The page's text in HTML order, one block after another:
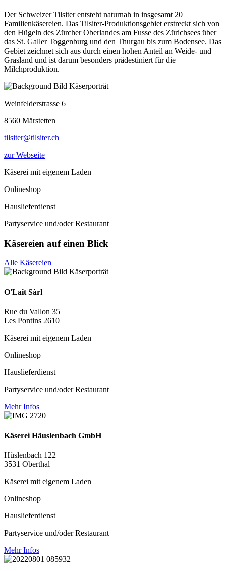
Der Schweizer Tilsiter entsteht naturnah in insgesamt 20
Familienkäsereien. Das Tilsiter-Produktionsgebiet erstreckt sich von
den Hügeln des Zürcher Oberlandes am Fusse des Zürichsees über
das St. Galler Toggenburg und den Thurgau bis zum Bodensee. Das
Gebiet zeichnet sich aus durch einen hohen Anteil an Weide- und
Grasland und ist darum besonders prädestiniert für die
Milchproduktion.
Weinfelderstrasse 6
8560 Märstetten
tilsiter@tilsiter.ch
zur Webseite
Käserei mit eigenem Laden
Onlineshop
Hauslieferdienst
Partyservice und/oder Restaurant
Käsereien auf einen Blick
Alle Käsereien
O'Lait Sàrl
Rue du Vallon 35
Les Pontins 2610
Käserei mit eigenem Laden
Onlineshop
Hauslieferdienst
Partyservice und/oder Restaurant
Mehr Infos
Käserei Häuslenbach GmbH
Hüslenbach 122
3531 Oberthal
Käserei mit eigenem Laden
Onlineshop
Hauslieferdienst
Partyservice und/oder Restaurant
Mehr Infos